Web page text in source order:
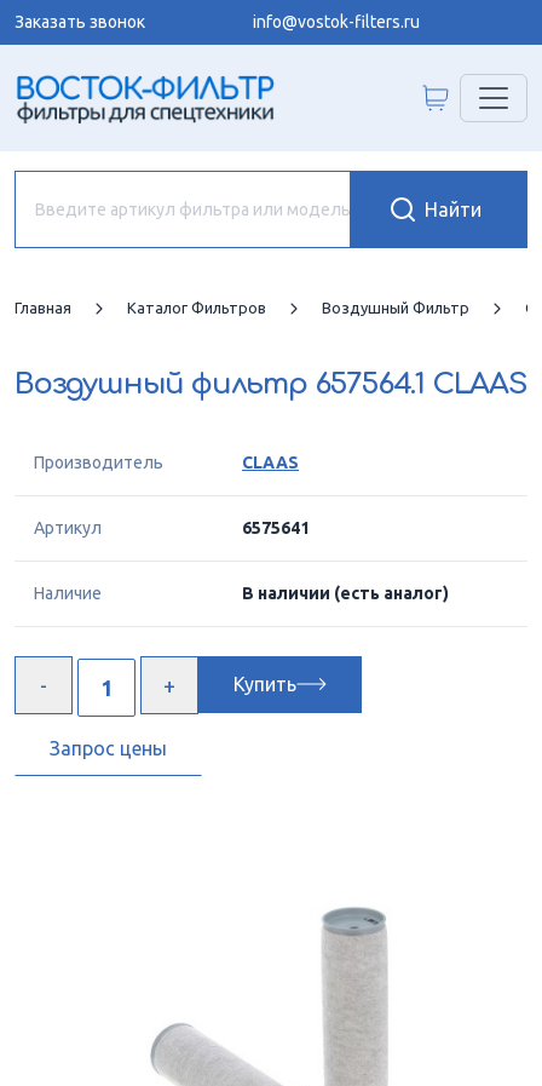
Заказать звонок info@vostok-filters.ru
Главная Каталог Фильтров Воздушный Фильтр
Воздушный фильтр 657564.1 CLAAS
Производитель CLAAS
Артикул 6575641
Наличие В наличии (есть аналог)
Купить
Запрос цены